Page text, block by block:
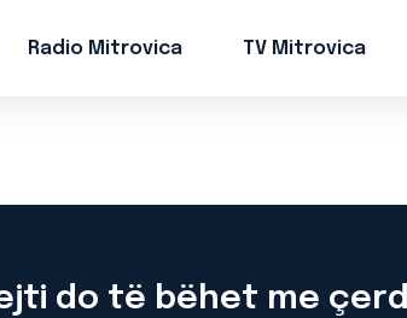
Radio Mitrovica TV Mitrovica
do të bëhet me